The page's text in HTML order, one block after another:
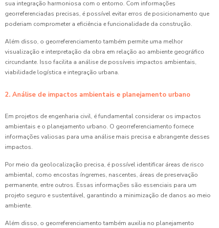
sua integração harmoniosa com o entorno. Com informações
georreferenciadas precisas, é possível evitar erros de posicionamento que
poderiam comprometer a eficiência e funcionalidade da construção.
Além disso, o georreferenciamento também permite uma melhor
visualização e interpretação da obra em relação ao ambiente geográfico
circundante. Isso facilita a análise de possíveis impactos ambientais,
viabilidade logística e integração urbana.
2. Análise de impactos ambientais e planejamento urbano
Em projetos de engenharia civil, é fundamental considerar os impactos
ambientais e o planejamento urbano. O georreferenciamento fornece
informações valiosas para uma análise mais precisa e abrangente desses
impactos.
Por meio da geolocalização precisa, é possível identificar áreas de risco
ambiental, como encostas íngremes, nascentes, áreas de preservação
permanente, entre outros. Essas informações são essenciais para um
projeto seguro e sustentável, garantindo a minimização de danos ao meio
ambiente.
Além disso, o georreferenciamento também auxilia no planejamento